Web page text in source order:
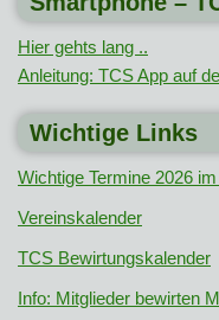
Hier gehts lang ..
Anleitung: TCS App auf
Wichtige Links
Wichtige Termine 2026
Vereinskalender
TCS Bewirtungskalender
Info: Mitglieder bewirten